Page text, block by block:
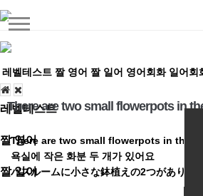
레벨테스트
짤 영어
짤 일어
레벨테스트 짤 영어 짤 일어 영어회화 일어회
There are two small flowerpots in
There are two small flowerpots in the
욕실에 작은 화분 두 개가 있어요
バスルームに小さな鉢植えの2つがあります